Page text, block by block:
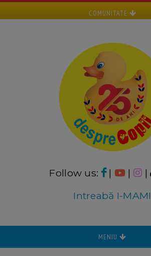
COMUNITATE
Follow us: | | |
Intreabă I-MAMI
MENIU